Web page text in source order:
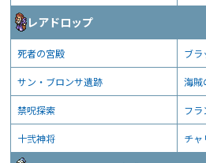
レアドロップ
死者の宮殿 ブラ
サン・ブロンサ遺跡 海賊
禁呪探索 フラ
十弐神将 チャ